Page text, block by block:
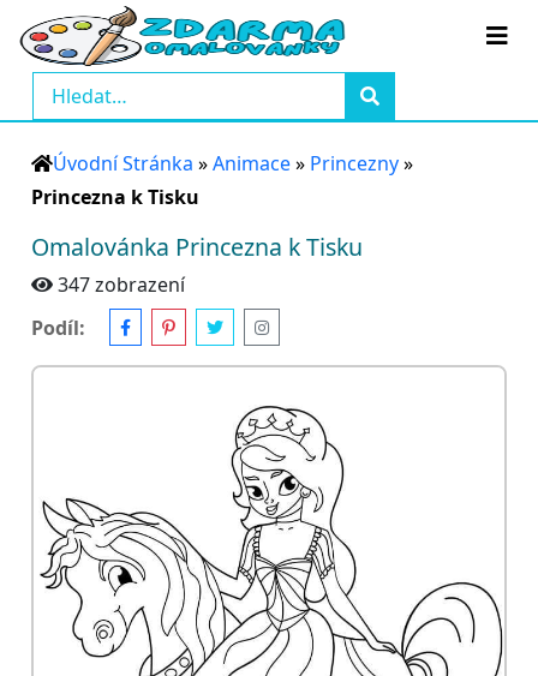
Úvodní Stránka »Animace» Princezny»
Princezna k Tisku
Omalovánka Princezna k Tisku
347 zobrazení
Podíl: